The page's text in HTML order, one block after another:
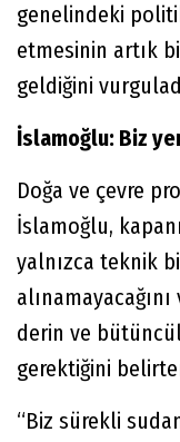
genelindeki
etmesinin artık
geldiğini
İslamoğlu: Biz
Doğa ve çevre
İslamoğlu,
yalnızca teknik
derin ve
gerektiğini
“Biz sürekli